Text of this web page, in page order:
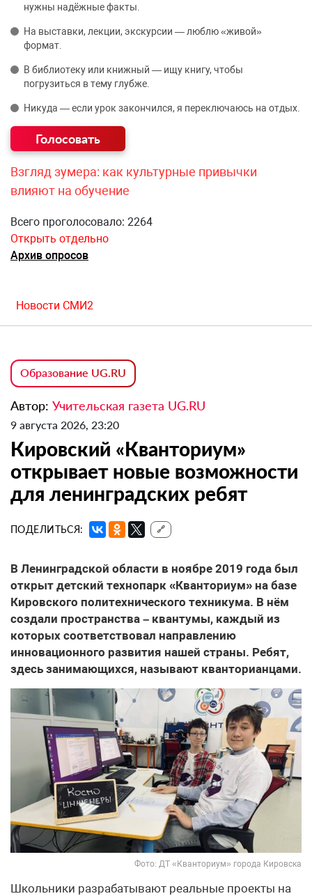
нужны надёжные факты.
На выставки, лекции, экскурсии — люблю «живой»
формат.
В библиотеку или книжный — ищу книгу, чтобы
погрузиться в тему глубже.
Никуда — если урок закончился, я переключаюсь на отдых.
Взгляд зумера: как культурные привычки
влияют на обучение
Всего проголосовало: 2264
Открыть отдельно
Архив опросов
Новости СМИ2
Образование UG.RU
Автор: Учительская газета UG.RU
9 августа 2026, 23:20
Кировский «Кванториум»
открывает новые возможности
для ленинградских ребят
ПОДЕЛИТЬСЯ: 🔗
В Ленинградской области в ноябре 2019 года был
открыт детский технопарк «Кванториум» на базе
Кировского политехнического техникума. В нём
создали пространства – квантумы, каждый из
которых соответствовал направлению
инновационного развития нашей страны. Ребят,
здесь занимающихся, называют кванторианцами.
Фото: ДТ «Кванториум» города Кировска
Школьники разрабатывают реальные проекты на